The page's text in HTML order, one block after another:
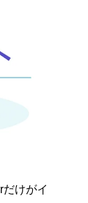
けがイ